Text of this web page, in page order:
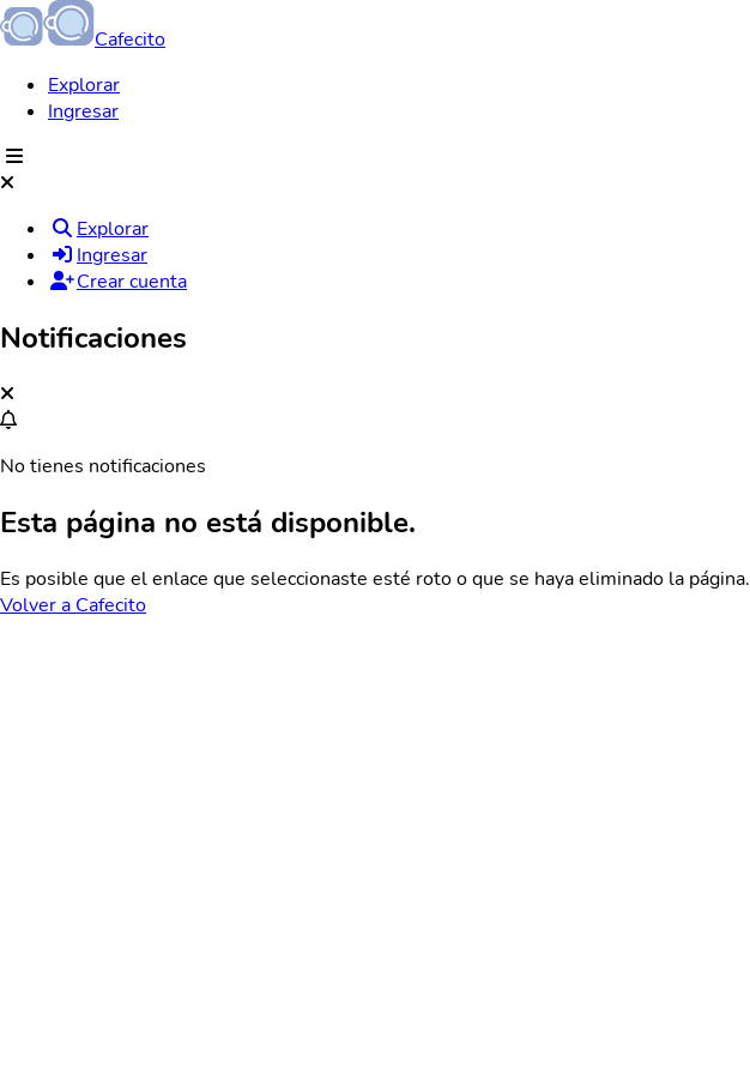
Cafecito
Explorar
Ingresar
Explorar
Ingresar
Crear cuenta
Notificaciones
No tienes notificaciones
Esta página no está disponible.
Es posible que el enlace que seleccionaste esté roto o que se haya eliminado la página.
Volver a Cafecito